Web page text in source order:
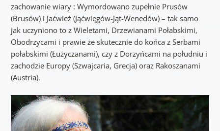
zachowanie wiary : Wymordowano zupełnie Prusów
(Brusów) i Jaćwież (Jąćwięgów-Jąt-Wenedów) – tak samo
jak uczyniono to z Wieletami, Drzewianami Połabskimi,
Obodrzycami i prawie że skutecznie do końca z Serbami
połabskimi (Łużyczanami), czy z Dorzyńcami na południu i
zachodzie Europy (Szwajcaria, Grecja) oraz Rakoszanami
(Austria).